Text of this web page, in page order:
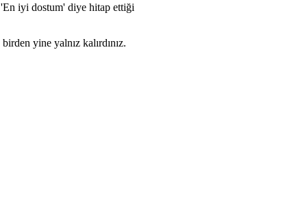
iyi dostum' diye hitap ettiği
yine yalnız kalırdınız.